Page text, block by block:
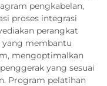
pengkabelan,
proses integrasi
perangkat
yang membantu
mengoptimalkan
yang sesuai
Program pelatihan